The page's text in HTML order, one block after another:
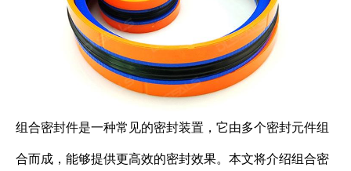
组合密封件是一种常见的密封装置，它由多个密封元件组
合而成，能够提供更高效的密封效果。本文将介绍组合密